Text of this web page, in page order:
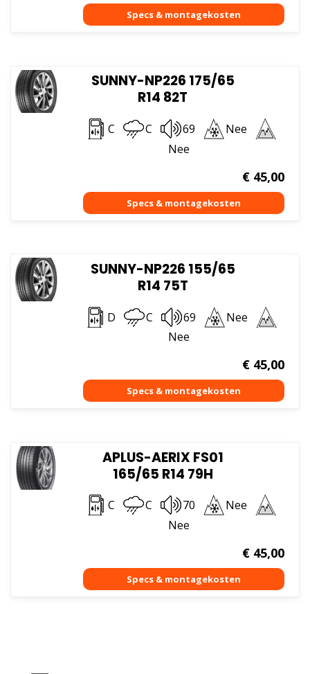
SUNNY-NP226 175/65
R14 82T
C C 69
Nee
Nee
€45,00
SUNNY-NP226 155/65
R14 75T
D C 69
Nee
Nee
€45,00
APLUS-AERIX FS01
165/65 R14 79H
C C 70
Nee
Nee
€45,00